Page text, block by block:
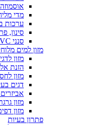
מדי
ערכות
סינון,
סנני UVC
מזון למים
מזון
הזנת
מזון
דגים
מזון
מזון
פתרון בעיות